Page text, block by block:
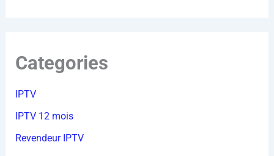
Categories
IPTV
IPTV 12 mois
Revendeur IPTV